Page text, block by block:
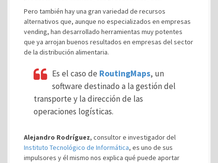
Pero también hay una gran variedad de recursos
alternativos que, aunque no especializados en empresas
vending, han desarrollado herramientas muy potentes
que ya arrojan buenos resultados en empresas del sector
de la distribución alimentaria.
Es el caso de RoutingMaps, un
software destinado a la gestión del
transporte y la dirección de las
operaciones logísticas.
Alejandro Rodríguez, consultor e investigador del
Instituto Tecnológico de Informática, es uno de sus
impulsores y él mismo nos explica qué puede aportar